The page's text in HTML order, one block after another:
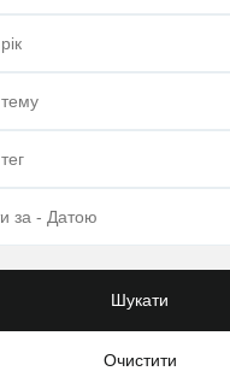
Шукати
Очистити